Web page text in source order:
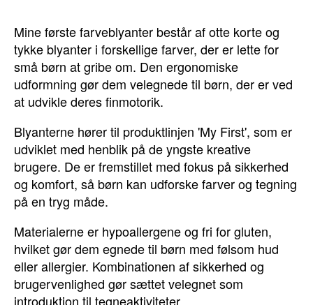
Mine første farveblyanter består af otte korte og
tykke blyanter i forskellige farver, der er lette for
små børn at gribe om. Den ergonomiske
udformning gør dem velegnede til børn, der er ved
at udvikle deres finmotorik.
Blyanterne hører til produktlinjen 'My First', som er
udviklet med henblik på de yngste kreative
brugere. De er fremstillet med fokus på sikkerhed
og komfort, så børn kan udforske farver og tegning
på en tryg måde.
Materialerne er hypoallergene og fri for gluten,
hvilket gør dem egnede til børn med følsom hud
eller allergier. Kombinationen af sikkerhed og
brugervenlighed gør sættet velegnet som
introduktion til tegneaktiviteter.